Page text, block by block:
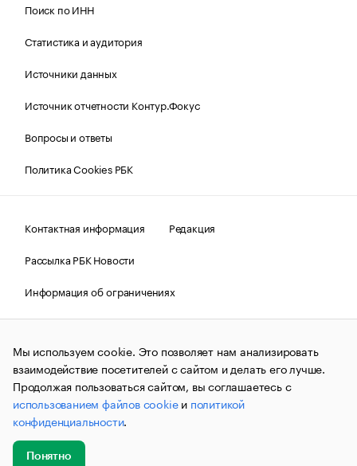
Поиск по ИНН
Статистика и аудитория
Источники данных
Источник отчетности Контур.Фокус
Вопросы и ответы
Политика Cookies РБК
Контактная информация
Редакция
Рассылка РБК Новости
Информация об ограничениях
Правовая информация
О соблюдении авторских прав
© АО «РОСБИЗНЕСКОНСАЛТИНГ»,1995–2026.Сообщения
и материалы информационного агентства «РБК»
(зарегистрировано Федеральной службой по надзору в сфере
связи, информационных технологий и массовых
коммуникаций (Роскомнадзор) 09.12.2015 за номером ИА
№ФС77-63848) сопровождаются пометкой «РБК». Отдельные
публикации могут содержать информацию,
не предназначенную для пользователей
до 18 лет.
Мы используем cookie. Это позволяет нам анализировать
взаимодействие посетителей с сайтом и делать его лучше.
Продолжая пользоваться сайтом, вы соглашаетесь с
использованием файлов cookieи политикой
конфиденциальности.
Понятно